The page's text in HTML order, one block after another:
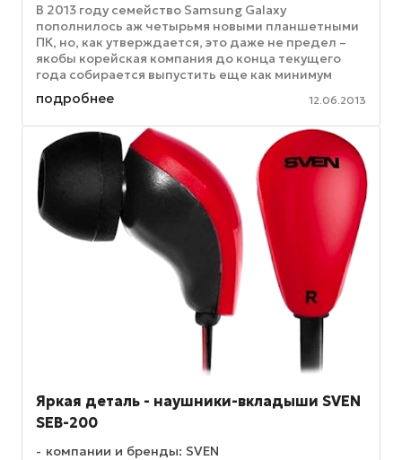
В 2013 году семейство Samsung Galaxy
пополнилось аж четырьмя новыми планшетными
ПК, но, как утверждается, это даже не предел –
якобы корейская компания до конца текущего
года собирается выпустить еще как минимум
один новый планшет. Портал ET News не ...
подробнее 12.06.2013
Яркая деталь - наушники-вкладыши SVEN
SEB-200
компании и бренды: SVEN